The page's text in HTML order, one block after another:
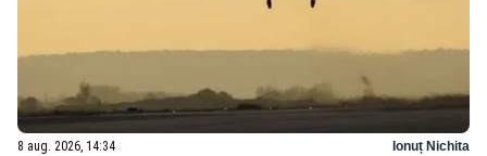
8 aug. 2026, 14:34 Ionuț Nichita